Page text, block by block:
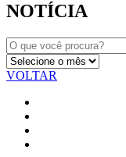
NOTÍCIA
VOLTAR